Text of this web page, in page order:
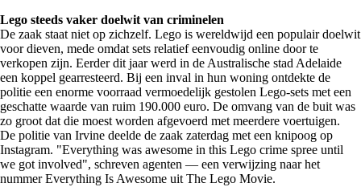
Lego steeds vaker doelwit van criminelen
De zaak staat niet op zichzelf. Lego is wereldwijd een populair doelwit
voor dieven, mede omdat sets relatief eenvoudig online door te
verkopen zijn. Eerder dit jaar werd in de Australische stad Adelaide
een koppel gearresteerd. Bij een inval in hun woning ontdekte de
politie een enorme voorraad vermoedelijk gestolen Lego-sets met een
geschatte waarde van ruim 190.000 euro. De omvang van de buit was
zo groot dat die moest worden afgevoerd met meerdere voertuigen.
De politie van Irvine deelde de zaak zaterdag met een knipoog op
Instagram. "Everything was awesome in this Lego crime spree until
we got involved", schreven agenten — een verwijzing naar het
nummer Everything Is Awesome uit The Lego Movie.